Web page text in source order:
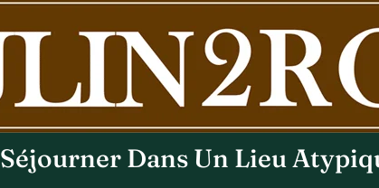
Séjourner Dans Un Lieu